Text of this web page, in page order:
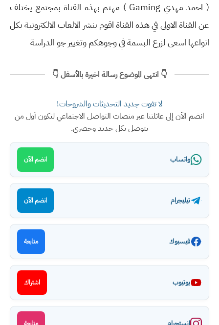
( احمد مهدي Gaming ) مهتم بهذه القناة بمجتمع يختلف
عن القناة الاولى في هذه القناة اقوم بنشر الالعاب الالكترونية بكل
انواعها اسعى لزرع البسمة في وجوهكم وتغيير جو الدراسة
👇 انتهى الموضوع رسالة اخيرة بالأسفل 👇
لا تفوت جديد التحديثات والشروحات!
انضم الآن إلى عائلتنا عبر منصات التواصل الاجتماعي لتكون أول من
يتوصل بكل جديد وحصري.
واتساب انضم الآن
تيليجرام انضم الآن
فيسبوك متابعة
يوتيوب اشتراك
متابعة